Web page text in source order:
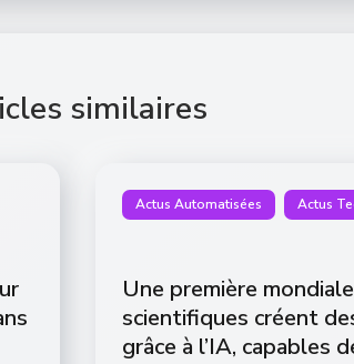
similaires
Actus Automatisées Actus
Une première
scientifiques créent
grâce à l’IA, capables